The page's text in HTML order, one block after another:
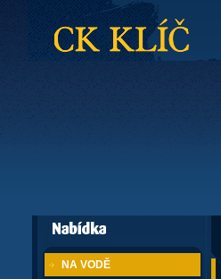
CK Klíč
dále nabízí
NA VODĚ